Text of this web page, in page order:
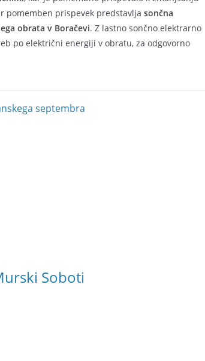
pomemben prispevek predstavlja sončna
obrata v Boračevi. Z lastno sončno elektrarno
po električni energiji v obratu, za odgovorno
septembra
Soboti